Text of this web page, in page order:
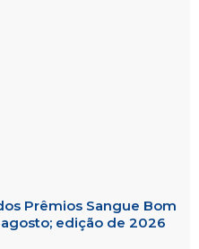
Prêmios Sangue Bom
edição de 2026